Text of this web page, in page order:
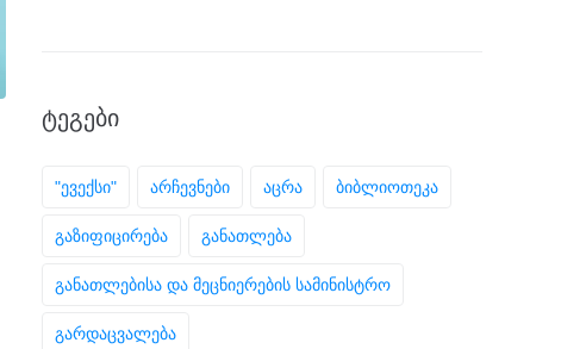
ᲢᲔᲒᲔᲑᲘ
"ევექსი" არჩევნები აცრა ბიბლიოთეკა
გაზიფიცირება განათლება
განათლებისა და მეცნიერების სამინისტრო
გარდაცვალება